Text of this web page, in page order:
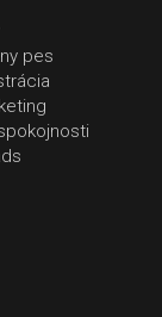
pes